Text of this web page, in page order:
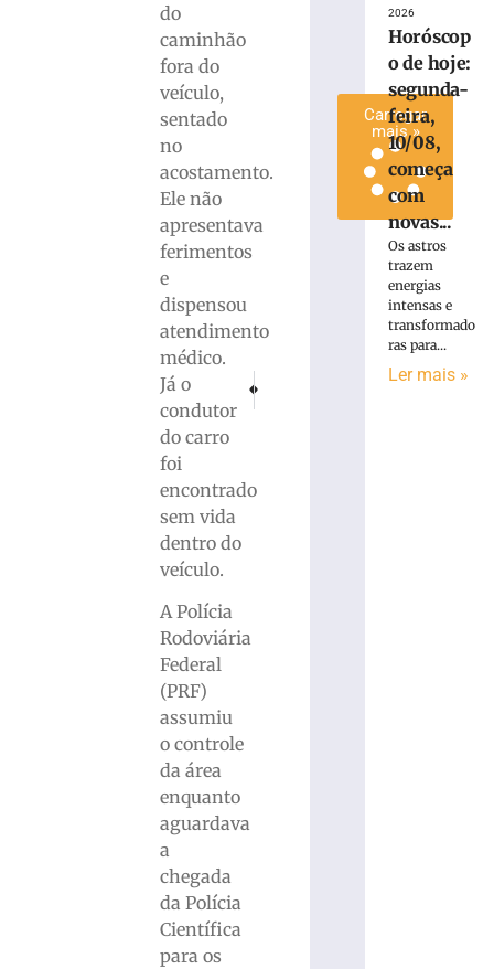
do
caminhão
fora do
veículo,
sentado
no
acostamento.
Ele não
apresentava
ferimentos
e
dispensou
atendimento
médico.
Já o
condutor
do carro
foi
encontrado
sem vida
dentro do
veículo.
A Polícia
Rodoviária
Federal
(PRF)
assumiu
o controle
da área
enquanto
aguardava
a
chegada
da Polícia
Científica
para os
Carregar
mais »
2026
Horóscop
o de hoje:
segunda-
feira,
10/08,
começa
com
novas...
Os astros
trazem
energias
intensas e
transformado
ras para...
Ler mais »